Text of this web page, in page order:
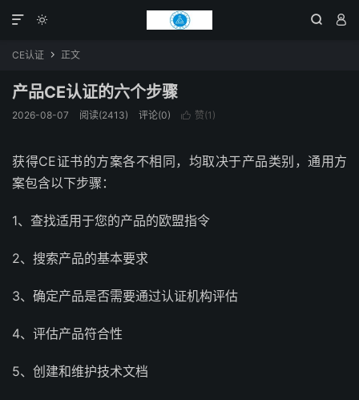
  

CE认证  正文
产品CE认证的六个步骤
2026-08-07 阅读(2413) 评论(0)  赞(1 )
获得CE证书的方案各不相同，均取决于产品类别，通用方
案包含以下步骤：
1、查找适用于您的产品的欧盟指令
2、搜索产品的基本要求
3、确定产品是否需要通过认证机构评估
4、评估产品符合性
5、创建和维护技术文档